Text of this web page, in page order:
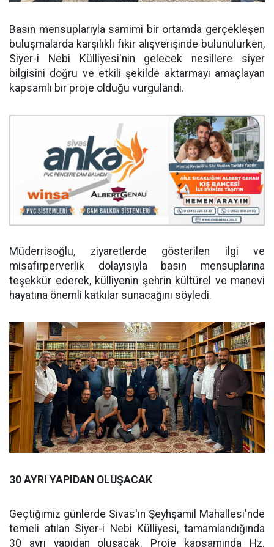
Basın mensuplarıyla samimi bir ortamda gerçekleşen
buluşmalarda karşılıklı fikir alışverişinde bulunulurken,
Siyer-i Nebi Külliyesi'nin gelecek nesillere siyer
bilgisini doğru ve etkili şekilde aktarmayı amaçlayan
kapsamlı bir proje olduğu vurgulandı.
Müderrisoğlu, ziyaretlerde gösterilen ilgi ve
misafirperverlik dolayısıyla basın mensuplarına
teşekkür ederek, külliyenin şehrin kültürel ve manevi
hayatına önemli katkılar sunacağını söyledi.
30 AYRI YAPIDAN OLUŞACAK
Geçtiğimiz günlerde Sivas'ın Şeyhşamil Mahallesi'nde
temeli atılan Siyer-i Nebi Külliyesi, tamamlandığında
30 ayrı yapıdan oluşacak. Proje kapsamında Hz.